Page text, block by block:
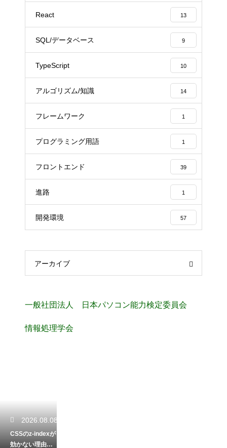
React 13
SQL/データベース 9
TypeScript 10
アルゴリズム/知識 14
フレームワーク 1
プログラミング用語 1
フロントエンド 39
進路 1
開発環境 57
アーカイブ
一般社団法人 日本パソコン能力検定委員会
情報処理学会
2026.08.08
CSSのz-indexが
効かない理由！